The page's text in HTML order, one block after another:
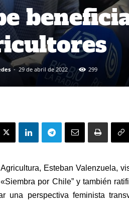
- 29 de abril de 2022 299
Esteban Valenzuela,
por Chile” y también
una perspectiva feminista